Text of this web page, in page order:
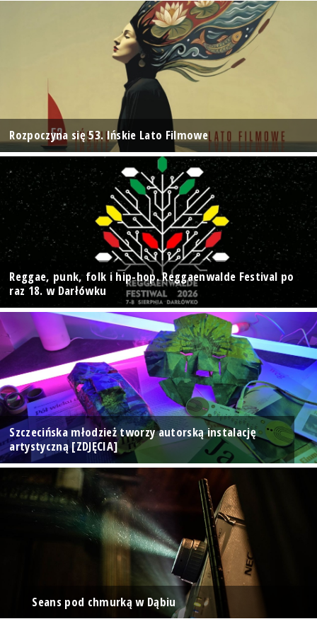
Rozpoczyna się 53. Ińskie Lato Filmowe
Reggae, punk, folk i hip-hop. Reggaenwalde Festival po
raz 18. w Darłówku
Szczecińska młodzież tworzy autorską instalację
artystyczną [ZDJĘCIA]
Seans pod chmurką w Dąbiu